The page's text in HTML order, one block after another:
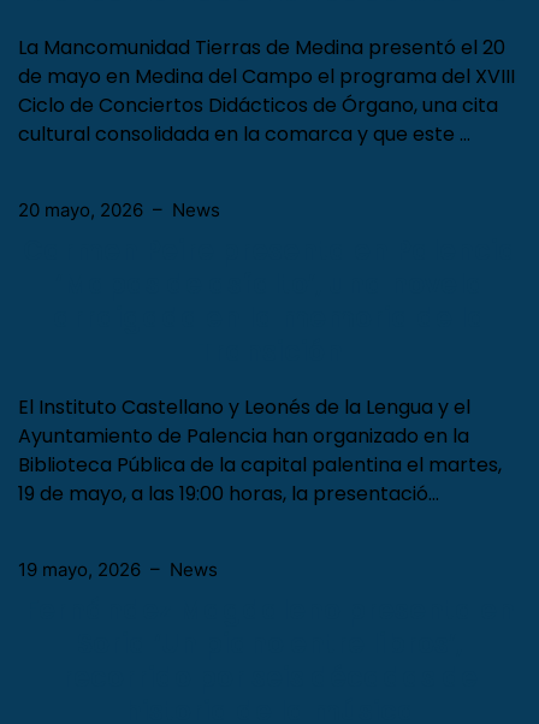
La Mancomunidad Tierras de Medina presentó el 20
de mayo en Medina del Campo el programa del XVIII
Ciclo de Conciertos Didácticos de Órgano, una cita
cultural consolidada en la comarca y que este …
20 mayo, 2026 – News
El Instituto Castellano y Leonés de la Lengua y el
Ayuntamiento de Palencia han organizado en la
Biblioteca Pública de la capital palentina el martes,
19 de mayo, a las 19:00 horas, la presentació…
19 mayo, 2026 – News